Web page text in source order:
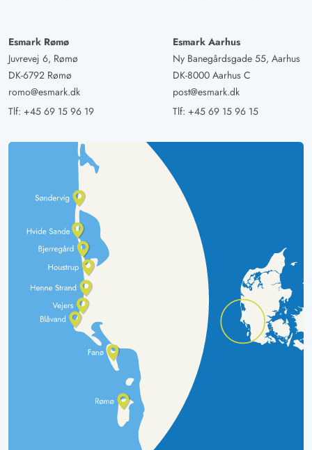
Esmark Rømø
Juvrevej 6, Rømø
DK-6792 Rømø
romo@esmark.dk
Tlf: +45 69 15 96 19
Esmark Aarhus
Ny Banegårdsgade 55, Aarhus
DK-8000 Aarhus C
post@esmark.dk
Tlf: +45 69 15 96 15